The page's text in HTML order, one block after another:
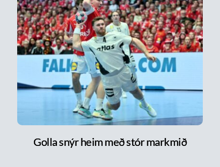
Golla snýr heim með stór markmið